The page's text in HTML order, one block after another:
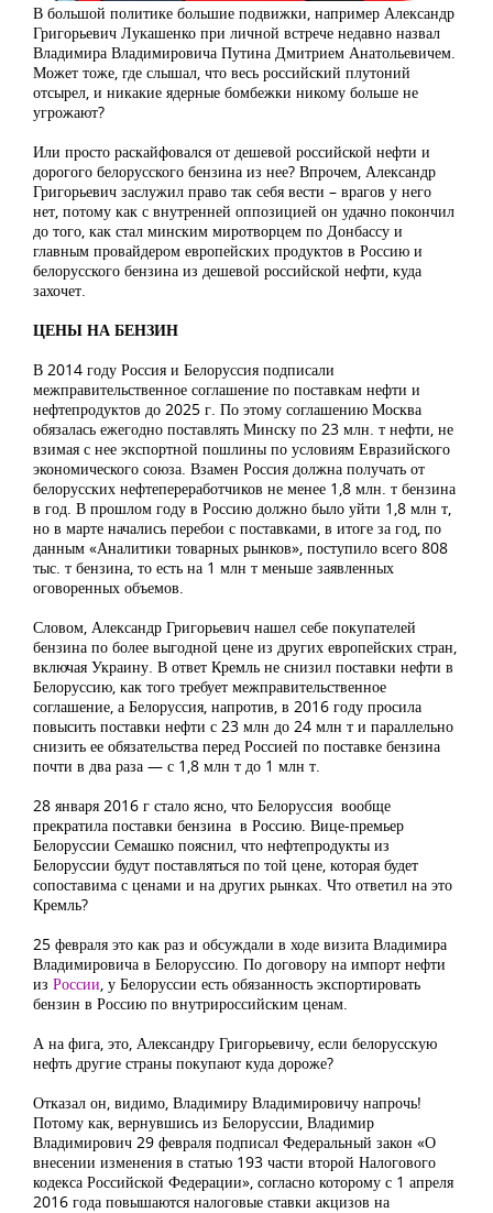
В большой политике большие подвижки, например Александр
Григорьевич Лукашенко при личной встрече недавно назвал
Владимира Владимировича Путина Дмитрием Анатольевичем.
Может тоже, где слышал, что весь российский плутоний
отсырел, и никакие ядерные бомбежки никому больше не
угрожают?
Или просто раскайфовался от дешевой российской нефти и
дорогого белорусского бензина из нее? Впрочем, Александр
Григорьевич заслужил право так себя вести – врагов у него
нет, потому как с внутренней оппозицией он удачно покончил
до того, как стал минским миротворцем по Донбассу и
главным провайдером европейских продуктов в Россию и
белорусского бензина из дешевой российской нефти, куда
захочет.
ЦЕНЫ НА БЕНЗИН
В 2014 году Россия и Белоруссия подписали
межправительственное соглашение по поставкам нефти и
нефтепродуктов до 2025 г. По этому соглашению Москва
обязалась ежегодно поставлять Минску по 23 млн. т нефти, не
взимая с нее экспортной пошлины по условиям Евразийского
экономического союза. Взамен Россия должна получать от
белорусских нефтепереработчиков не менее 1,8 млн. т бензина
в год. В прошлом году в Россию должно было уйти 1,8 млн т,
но в марте начались перебои с поставками, в итоге за год, по
данным «Аналитики товарных рынков», поступило всего 808
тыс. т бензина, то есть на 1 млн т меньше заявленных
оговоренных объемов.
Словом, Александр Григорьевич нашел себе покупателей
бензина по более выгодной цене из других европейских стран,
включая Украину. В ответ Кремль не снизил поставки нефти в
Белоруссию, как того требует межправительственное
соглашение, а Белоруссия, напротив, в 2016 году просила
повысить поставки нефти с 23 млн до 24 млн т и параллельно
снизить ее обязательства перед Россией по поставке бензина
почти в два раза — с 1,8 млн т до 1 млн т.
28 января 2016 г стало ясно, что Белоруссия вообще
прекратила поставки бензина в Россию. Вице-премьер
Белоруссии Семашко пояснил, что нефтепродукты из
Белоруссии будут поставляться по той цене, которая будет
сопоставима с ценами и на других рынках. Что ответил на это
Кремль?
25 февраля это как раз и обсуждали в ходе визита Владимира
Владимировича в Белоруссию. По договору на импорт нефти
из России , у Белоруссии есть обязанность экспортировать
бензин в Россию по внутрироссийским ценам.
А на фига, это, Александру Григорьевичу, если белорусскую
нефть другие страны покупают куда дороже?
Отказал он, видимо, Владимиру Владимировичу напрочь!
Потому как, вернувшись из Белоруссии, Владимир
Владимирович 29 февраля подписал Федеральный закон «О
внесении изменения в статью 193 части второй Налогового
кодекса Российской Федерации», согласно которому с 1 апреля
2016 года повышаются налоговые ставки акцизов на